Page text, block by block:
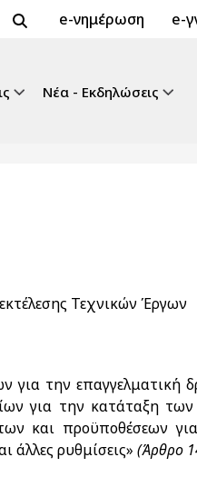
Header Top 2
e-νημέρωση e-
Νέα - Εκδηλώσεις
Τεχνικών Έργων
για την επαγγελματική
για την κατάταξη
και προϋποθέσεων
ρυθμίσεις» (Άρθρο